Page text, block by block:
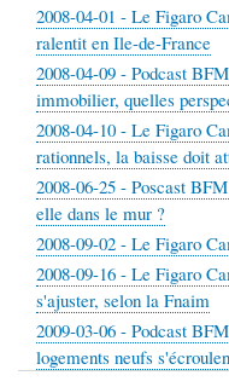
2008-04-01 - Le Figaro
ralentit en Ile-de-France
2008-04-09 - Podcast
immobilier, quelles
2008-04-10 - Le Figaro
rationnels, la baisse doit
2008-06-25 - Poscast
elle dans le mur ?
2008-09-02 - Le Figaro
2008-09-16 - Le Figaro
s'ajuster, selon la Fnaim
2009-03-06 - Podcast
logements neufs